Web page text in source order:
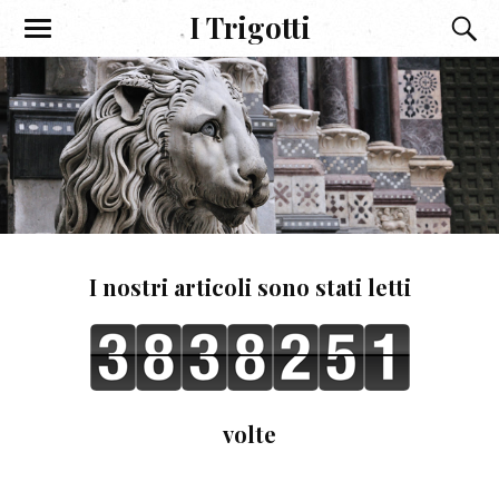
I Trigotti
I nostri articoli sono stati letti
volte